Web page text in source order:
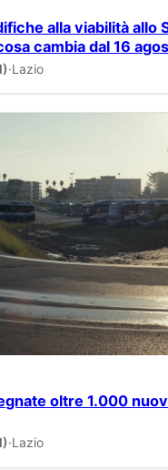
alla viabilità allo
cambia dal 16
·Lazio
oltre 1.000
·Lazio